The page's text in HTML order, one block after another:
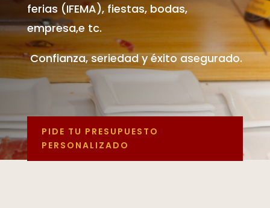
ferias (IFEMA), fiestas, bodas,
empresa,e tc.
Confianza, seriedad y éxito asegurado.
PIDE TU PRESUPUESTO
PERSONALIZADO